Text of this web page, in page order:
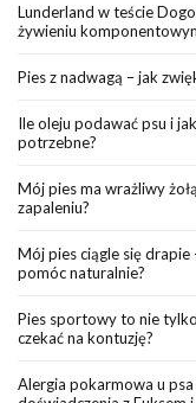
Lunderland w teście
żywieniu
Pies z nadwagą – jak
Ile oleju podawać psu i
potrzebne?
Mój pies ma wrażliwy
zapaleniu?
Mój pies ciągle się
pomóc naturalnie?
Pies sportowy to nie
czekać na kontuzję?
Alergia pokarmowa u